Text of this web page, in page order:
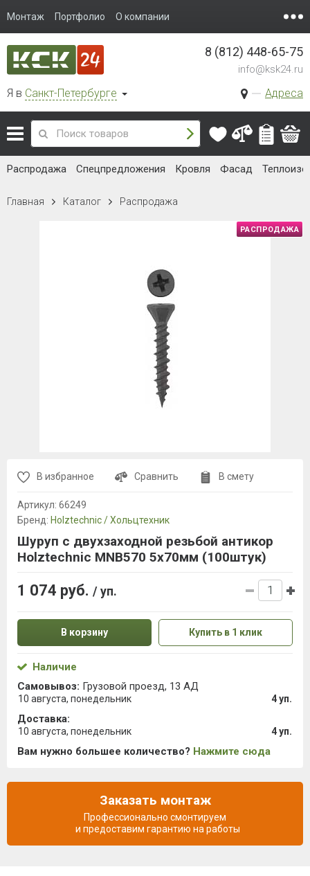
Монтаж Портфолио О компании
Я в Санкт-Петербурге Адреса
8 (812) 448-65-75
info@ksk24.ru
Распродажа Спецпредложения Кровля Фасад
Главная Каталог Распродажа
РАСПРОДАЖА
В избранное Сравнить В смету
Артикул: 66249
Бренд: Holztechnic / Хольцтехник
Шуруп с двухзаходной резьбой антикор
Holztechnic MNB570 5х70мм (100штук)
1 074 руб. / уп.
В корзину Купить в 1 клик
Наличие
Самовывоз: Грузовой проезд, 13 АД
10 августа, понедельник 4 уп.
Доставка:
10 августа, понедельник 4 уп.
Вам нужно большее количество? Нажмите сюда
Заказать монтаж
Профессионально смонтируем
и предоставим гарантию на работы